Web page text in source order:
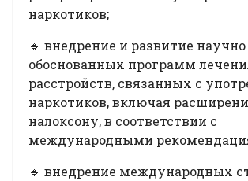
наркотиков;
🔹 внедрение и развитие научно
обоснованных программ
расстройств, связанных с
наркотиков, включая
налоксону, в соответствии с
международными
🔹 внедрение международных